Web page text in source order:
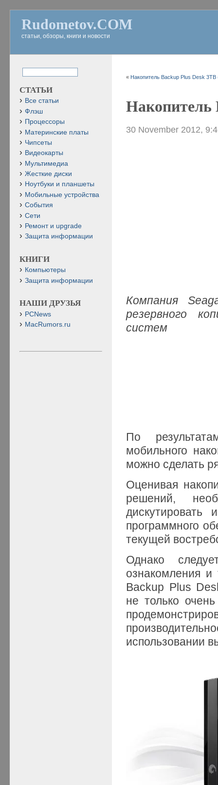
Rudometov.COM
статьи, обзоры, книги и новости
« Накопитель Backup Plus Desk 3TB
Накопитель
30 November 2012,
Компания
резервного
систем
По
мобильного
можно сделать
Оценивая
решений,
дискутировать
программного
текущей
Однако
ознакомления и
Backup Plus
не только
использовании
СТАТЬИ
Все статьи
Флэш
Процессоры
Материнские платы
Чипсеты
Видеокарты
Мультимедиа
Жесткие диски
Ноутбуки и планшеты
Мобильные устройства
События
Сети
Ремонт и upgrade
Защита информации
КНИГИ
Компьютеры
Защита информации
НАШИ ДРУЗЬЯ
PCNews
MacRumors.ru